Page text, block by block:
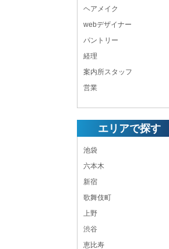
ヘアメイク
webデザイナー
パントリー
経理
案内所スタッフ
営業
エリアで探す
池袋
六本木
新宿
歌舞伎町
上野
渋谷
恵比寿
】報酬を即日入手できます◎ 圧倒的な≪良環境・
新橋 熟女キャバクラボーイ・黒服求人
店長・幹部候補,ホールスタッフ,キッチン,バーテンダ
港区新橋4-19-10 タカソビル4F
各線「新橋駅」烏森口より徒歩3分